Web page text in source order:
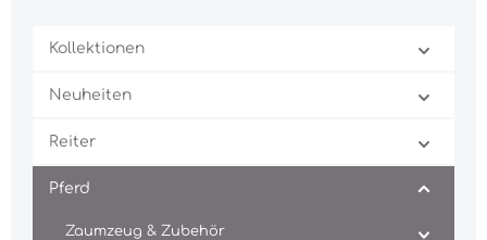
Kollektionen
Neuheiten
Reiter
Pferd
Zaumzeug & Zubehör